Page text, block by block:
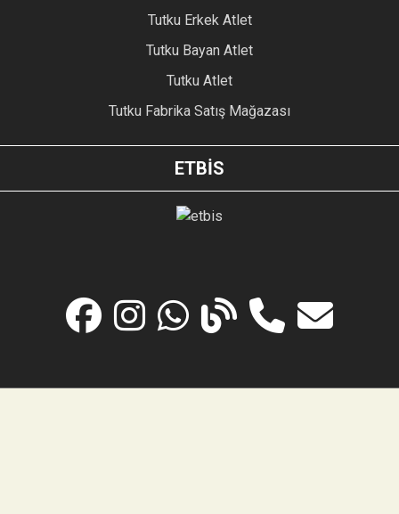
Tutku Erkek Atlet
Tutku Bayan Atlet
Tutku Atlet
Tutku Fabrika Satış Mağazası
ETBİS